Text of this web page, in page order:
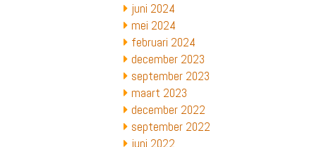
juni 2024
mei 2024
februari 2024
december 2023
september 2023
maart 2023
december 2022
september 2022
juni 2022